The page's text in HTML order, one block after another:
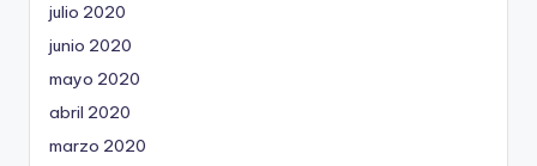
julio 2020
junio 2020
mayo 2020
abril 2020
marzo 2020